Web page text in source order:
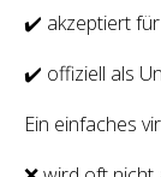
✔️ akzeptiert für
✔️ offiziell als
Ein einfaches